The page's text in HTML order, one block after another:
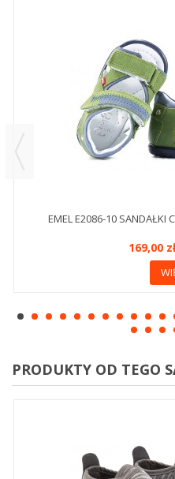
EMEL E2086-10 SANDAŁKI
169,00
PRODUKTY OD TEGO